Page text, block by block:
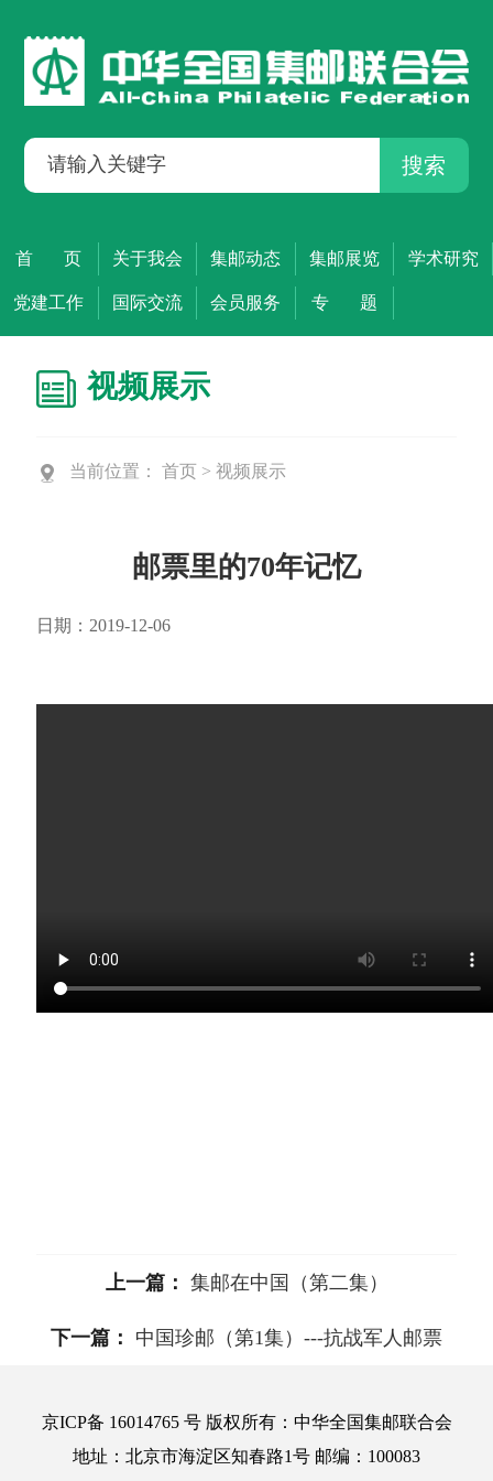
搜索
首 页 关于我会 集邮动态 集邮展览 学术研究
党建工作 国际交流 会员服务 专 题
视频展示
当前位置： 首页 > 视频展示
邮票里的70年记忆
日期：2019-12-06
上一篇： 集邮在中国（第二集）
下一篇： 中国珍邮（第1集）---抗战军人邮票
京ICP备 16014765 号 版权所有：中华全国集邮联合会
地址：北京市海淀区知春路1号 邮编：100083